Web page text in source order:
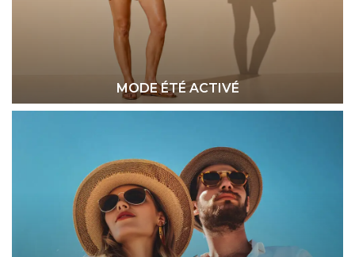
MODE ÉTÉ ACTIVÉ